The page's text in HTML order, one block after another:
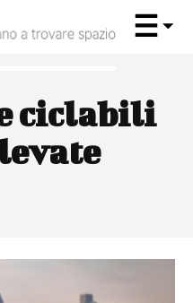
ciclabili